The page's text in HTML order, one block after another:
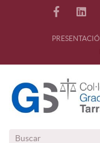
PRESENTACIÓ